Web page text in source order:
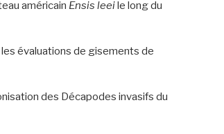
américain Ensis leeile long du
évaluations de gisements de
des Décapodes invasifs du